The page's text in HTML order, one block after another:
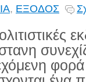
, ΕΞΟΔΟΣ
φορά